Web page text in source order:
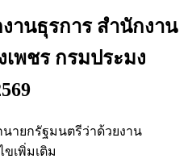
านธุรการ สำนักงาน
พชร กรมประมง
นายกรัฐมนตรีว่าด้วยงาน
เพิ่มเติม